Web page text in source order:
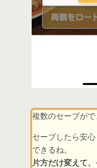
複数のセーブがで
セーブしたら安
できるね。
片方だけ変えて